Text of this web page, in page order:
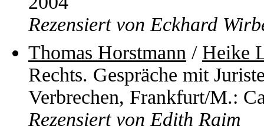
Rezensiert von Eckhard
Thomas Horstmann / Heike
Rechts. Gespräche mit
Verbrechen, Frankfurt/M.:
Rezensiert von Edith Raim